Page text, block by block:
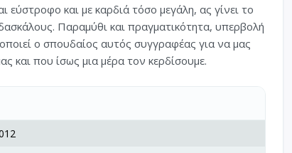
εύστροφο και με καρδιά τόσο μεγάλη, ας γίνει το
Παραμύθι και πραγματικότητα, υπερβολή
ο σπουδαίος αυτός συγγραφέας για να μας
και που ίσως μια μέρα τον κερδίσουμε.